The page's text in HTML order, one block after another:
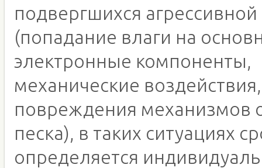
подвергшихся
(попадание влаги на
электронные компоненты,
механические воздействия,
повреждения механизмов
песка), в таких ситуациях
определяется